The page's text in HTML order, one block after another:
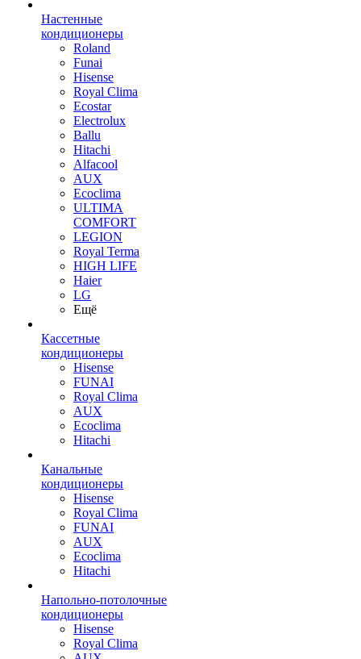
Настенные
кондиционеры
Roland
Funai
Hisense
Royal Clima
Ecostar
Electrolux
Ballu
Hitachi
Alfacool
AUX
Ecoclima
ULTIMA
COMFORT
LEGION
Royal Terma
HIGH LIFE
Haier
LG
Ещё
Кассетные
кондиционеры
Hisense
FUNAI
Royal Clima
AUX
Ecoclima
Hitachi
Канальные
кондиционеры
Hisense
Royal Clima
FUNAI
AUX
Ecoclima
Hitachi
Напольно-потолочные
кондиционеры
Hisense
Royal Clima